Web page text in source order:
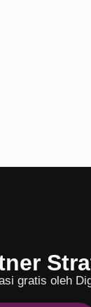
gratis oleh